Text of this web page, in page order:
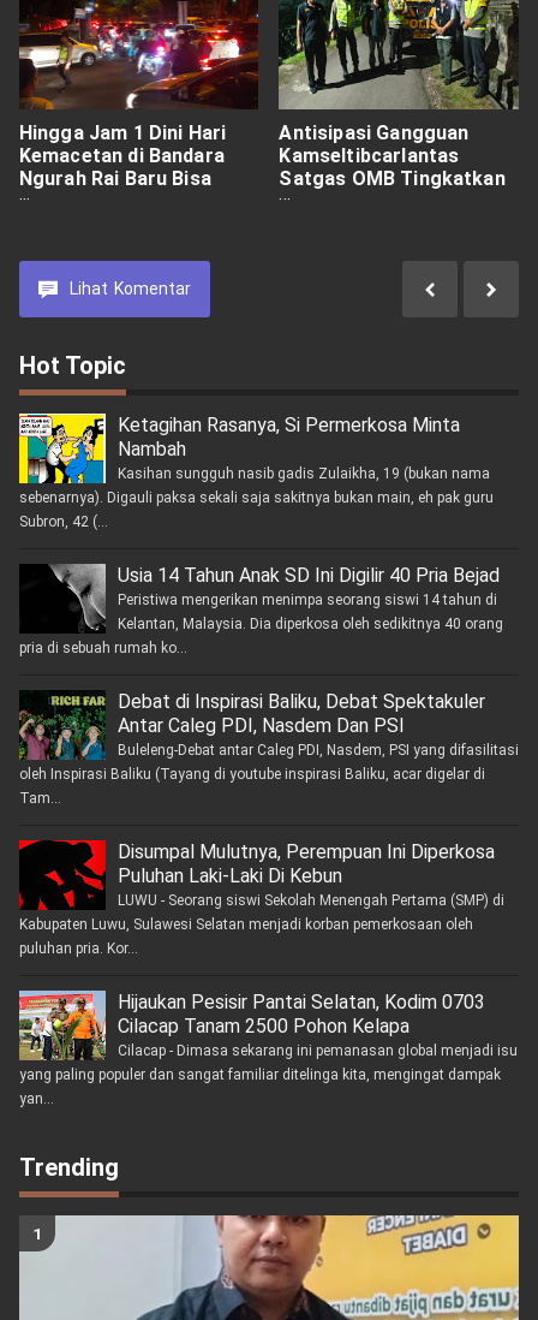
Hingga Jam 1 Dini Hari
Kemacetan di Bandara
Ngurah Rai Baru Bisa
Terurai
Antisipasi Gangguan
Kamseltibcarlantas
Satgas OMB Tingkatkan
Patroli Malam Hari
Lihat Komentar
Hot Topic
Ketagihan Rasanya, Si Permerkosa Minta
Nambah
Kasihan sungguh nasib gadis Zulaikha, 19 (bukan nama
sebenarnya). Digauli paksa sekali saja sakitnya bukan main, eh pak guru
Subron, 42 (...
Usia 14 Tahun Anak SD Ini Digilir 40 Pria Bejad
Peristiwa mengerikan menimpa seorang siswi 14 tahun di
Kelantan, Malaysia. Dia diperkosa oleh sedikitnya 40 orang
pria di sebuah rumah ko...
Debat di Inspirasi Baliku, Debat Spektakuler
Antar Caleg PDI, Nasdem Dan PSI
Buleleng-Debat antar Caleg PDI, Nasdem, PSI yang difasilitasi
oleh Inspirasi Baliku (Tayang di youtube inspirasi Baliku, acar digelar di
Tam...
Disumpal Mulutnya, Perempuan Ini Diperkosa
Puluhan Laki-Laki Di Kebun
LUWU - Seorang siswi Sekolah Menengah Pertama (SMP) di
Kabupaten Luwu, Sulawesi Selatan menjadi korban pemerkosaan oleh
puluhan pria. Kor...
Hijaukan Pesisir Pantai Selatan, Kodim 0703
Cilacap Tanam 2500 Pohon Kelapa
Cilacap - Dimasa sekarang ini pemanasan global menjadi isu
yang paling populer dan sangat familiar ditelinga kita, mengingat dampak
yan...
Trending